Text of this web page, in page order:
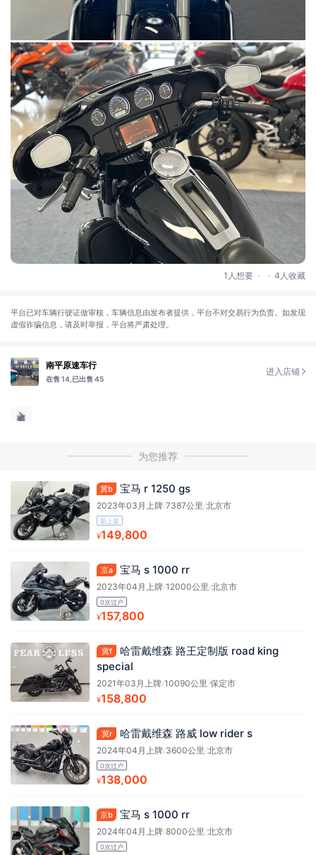
1人想要 . . 4人收藏
平台已对车辆行驶证做审核，车辆信息由发布者提供，平台不对交易行为负责。如发现
虚假诈骗信息，请及时举报，平台将严肃处理。
南平原速车行
在售 14, 已出售 45
进入店铺
为您推荐
冀b 宝马 r 1250 gs
2023年03月上牌/7387公里/北京市
新上架
¥149,800
京a 宝马 s 1000 rr
2023年04月上牌/12000公里/北京市
0次过户
¥157,800
冀f
哈雷戴维森 路王定制版 road king
special
2021年03月上牌/10090公里/保定市
¥158,800
冀r 哈雷戴维森 路威 low rider s
2024年04月上牌/3600公里/北京市
0次过户
¥138,000
京b 宝马 s 1000 rr
2024年04月上牌/8000公里/北京市
0次过户